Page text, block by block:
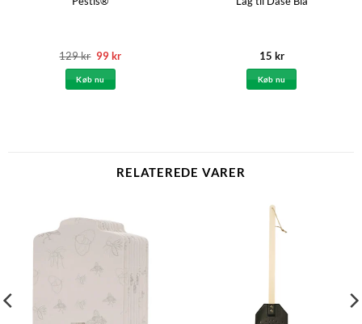
129kr Den
var:
129 kr.
99krDen
Køb nu
15 kr
Køb nu
RELATEREDE VARER